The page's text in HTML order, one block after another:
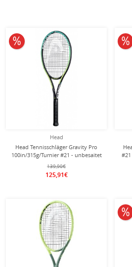
Head
Head Tennisschläger Gravity Pro
100in/315g/Turnier #21 - unbesaitet
139,90€
125,91€
10% reduziert